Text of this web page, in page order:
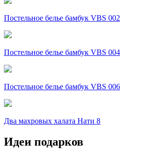
Постельное белье бамбук VBS 002
Постельное белье бамбук VBS 004
Постельное белье бамбук VBS 006
Два махровых халата Нати 8
Идеи подарков